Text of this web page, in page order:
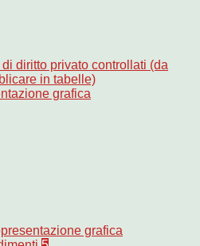
di diritto privato controllati (da
in tabelle)
grafica
grafica